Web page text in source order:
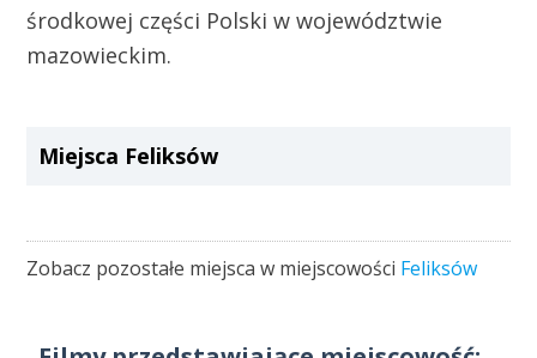
środkowej części Polski w województwie
mazowieckim.
Miejsca Feliksów
Zobacz pozostałe miejsca w miejscowości Feliksów